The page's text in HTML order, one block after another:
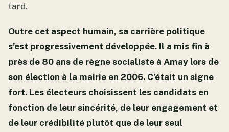
tard.
Outre cet aspect humain, sa carrière politique
s’est progressivement développée. Il a mis fin à
près de 80 ans de règne socialiste à Amay lors de
son élection à la mairie en 2006. C’était un signe
fort. Les électeurs choisissent les candidats en
fonction de leur sincérité, de leur engagement et
de leur crédibilité plutôt que de leur seul